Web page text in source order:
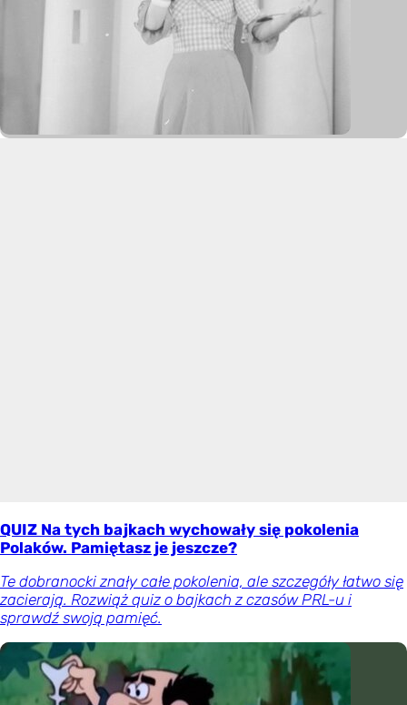
QUIZ Na tych bajkach wychowały się pokolenia
Polaków. Pamiętasz je jeszcze?
Te dobranocki znały całe pokolenia, ale szczegóły łatwo się
zacierają. Rozwiąż quiz o bajkach z czasów PRL-u i
sprawdź swoją pamięć.